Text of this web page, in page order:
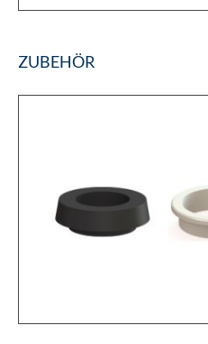
ZUBEHÖR